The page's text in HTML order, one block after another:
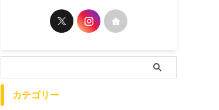
カテゴリー